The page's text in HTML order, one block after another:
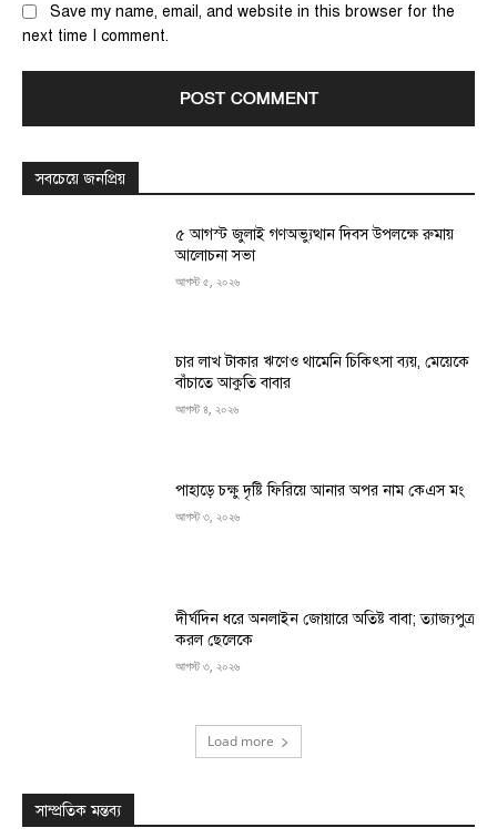
Save my name, email, and website in this browser for the
next time I comment.
সবচেয়ে জনপ্রিয়
৫ আগস্ট জুলাই গণঅভ্যুত্থান দিবস উপলক্ষে রুমায়
আলোচনা সভা
আগস্ট ৫, ২০২৬
চার লাখ টাকার ঋণেও থামেনি চিকিৎসা ব্যয়, মেয়েকে
বাঁচাতে আকুতি বাবার
আগস্ট ৪, ২০২৬
পাহাড়ে চক্ষু দৃষ্টি ফিরিয়ে আনার অপর নাম কেএস মং
আগস্ট ৩, ২০২৬
দীর্ঘদিন ধরে অনলাইন জোয়ারে অতিষ্ট বাবা; ত্যাজ্যপুত্র
করল ছেলেকে
আগস্ট ৩, ২০২৬
Load more
সাম্প্রতিক মন্তব্য